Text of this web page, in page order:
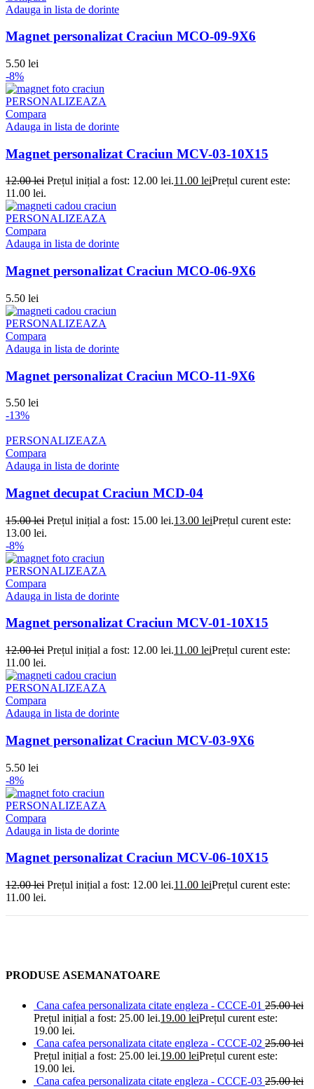
Adauga in lista de dorinte
Magnet personalizat Craciun MCO-09-9X6
5.50 lei
-8%
PERSONALIZEAZA
Compara
Adauga in lista de dorinte
Magnet personalizat Craciun MCV-03-10X15
12.00lei Prețul inițial a fost: 12.00 lei.11.00 leiPrețul curent este:
11.00 lei.
PERSONALIZEAZA
Compara
Adauga in lista de dorinte
Magnet personalizat Craciun MCO-06-9X6
5.50 lei
PERSONALIZEAZA
Compara
Adauga in lista de dorinte
Magnet personalizat Craciun MCO-11-9X6
5.50 lei
-13%
PERSONALIZEAZA
Compara
Adauga in lista de dorinte
Magnet decupat Craciun MCD-04
15.00lei Prețul inițial a fost: 15.00 lei.13.00 leiPrețul curent este:
13.00 lei.
-8%
PERSONALIZEAZA
Compara
Adauga in lista de dorinte
Magnet personalizat Craciun MCV-01-10X15
12.00lei Prețul inițial a fost: 12.00 lei.11.00 leiPrețul curent este:
11.00 lei.
PERSONALIZEAZA
Compara
Adauga in lista de dorinte
Magnet personalizat Craciun MCV-03-9X6
5.50 lei
-8%
PERSONALIZEAZA
Compara
Adauga in lista de dorinte
Magnet personalizat Craciun MCV-06-10X15
12.00lei Prețul inițial a fost: 12.00 lei.11.00 leiPrețul curent este:
11.00 lei.
PRODUSE ASEMANATOARE
Cana cafea personalizata citate engleza - CCCE-01 25.00lei
Prețul inițial a fost: 25.00 lei.19.00 leiPrețul curent este:
19.00 lei.
Cana cafea personalizata citate engleza - CCCE-02 25.00lei
Prețul inițial a fost: 25.00 lei.19.00 leiPrețul curent este:
19.00 lei.
Cana cafea personalizata citate engleza - CCCE-03 25.00lei